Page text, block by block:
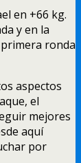
en +66 kg.
y en la
ronda
aspectos
el
mejores
aquí
por